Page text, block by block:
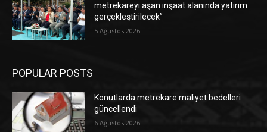
metrekareyi aşan inşaat alanında yatırım
gerçekleştirilecek”
5 Ağustos 2026
POPULAR POSTS
Konutlarda metrekare maliyet bedelleri
güncellendi
6 Ağustos 2026